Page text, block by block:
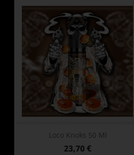
Loco Knoks 50 Ml
Prix
23,70 €